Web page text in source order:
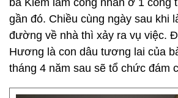
bà Kiếm làm công nhân ở 1 công
gần đó. Chiều cùng ngày sau khi
đường về nhà thì xảy ra vụ việc.
Hương là con dâu tương lai của
tháng 4 năm sau sẽ tổ chức đám